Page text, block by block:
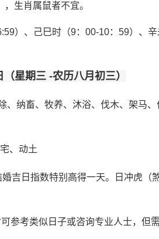
生肖属鼠者不宜。
）、己巳时（9：00-10：59）、
星期三 -农历八月初三）
、纳畜、牧养、沐浴、伐木、架马、
、动土
婚吉日指数特别高得一天。日冲虎（
参考类似日子或咨询专业人士，但